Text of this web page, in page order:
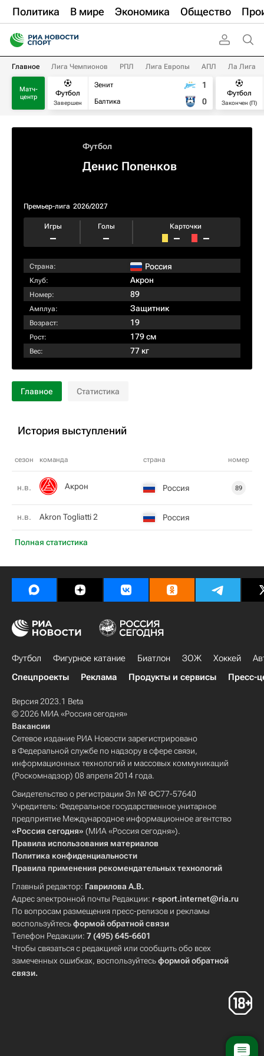
Политика В мире Экономика Общество
Главное Лига Чемпионов РПЛ Лига Европы АПЛ Ла Лига
Матч-
центр
Футбол
Завершен
Зенит
Балтика
1
0
Футбол
Закончен (П)
Футбол
Денис Попенков
Премьер-лига 2026/2027
Игры
–
Голы
–
Карточки
– –
Страна: Россия
Клуб: Акрон
Номер: 89
Амплуа: Защитник
Возраст: 19
Рост: 179 см
Вес: 77 кг
Главное Статистика
История выступлений
сезон команда страна номер
Полная статистика
н.в. Акрон Россия 89
н.в. Akron Togliatti 2 Россия
Футбол Фигурное катание Биатлон ЗОЖ Хоккей
Спецпроекты
Реклама Продукты и сервисы Пресс-
Версия 2023.1 Beta
© 2026 МИА «Россия сегодня»
Вакансии
Сетевое издание РИА Новости зарегистрировано
в Федеральной службе по надзору в сфере связи,
информационных технологий и массовых коммуникаций
(Роскомнадзор) 08 апреля 2014 года.
Свидетельство о регистрации Эл № ФС77-57640
Учредитель: Федеральное государственное унитарное
предприятие Международное информационное агентство
«Россия сегодня» (МИА «Россия сегодня»).
Правила использования материалов
Политика конфиденциальности
Правила применения рекомендательных технологий
Главный редактор: Гаврилова А.В.
Адрес электронной почты Редакции: r-sport.internet@ria.ru
По вопросам размещения пресс-релизов и рекламы
воспользуйтесьформой обратной связи
Телефон Редакции: 7 (495) 645-6601
Чтобы связаться с редакцией или сообщить обо всех
замеченных ошибках, воспользуйтесьформой обратной
связи.